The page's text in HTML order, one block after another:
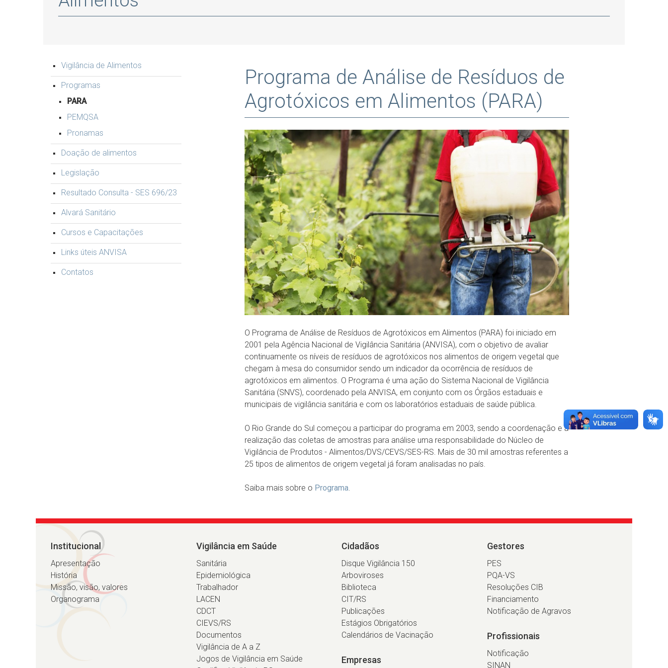
Programa de Análise de Resíduos de
Agrotóxicos em Alimentos (PARA)
O Programa de Análise de Resíduos de Agrotóxicos em Alimentos (PARA) foi iniciado em
2001 pela Agência Nacional de Vigilância Sanitária (ANVISA), com o objetivo de avaliar
continuamente os níveis de resíduos de agrotóxicos nos alimentos de origem vegetal que
chegam à mesa do consumidor sendo um indicador da ocorrência de resíduos de
agrotóxicos em alimentos. O Programa é uma ação do Sistema Nacional de Vigilância
Sanitária (SNVS), coordenado pela ANVISA, em conjunto com os Órgãos estaduais e
municipais de vigilância sanitária e com os laboratórios estaduais de saúde pública.
O Rio Grande do Sul começou a participar do programa em 2003, sendo a coordenação e a
realização das coletas de amostras para análise uma responsabilidade do Núcleo de
Vigilância de Produtos - Alimentos/DVS/CEVS/SES-RS. Mais de 30 mil amostras referentes a
25 tipos de alimentos de origem vegetal já foram analisadas no país.
Saiba mais sobre o Programa
Vigilância de Alimentos
Programas
PARA
PEMQSA
Pronamas
Doação de alimentos
Legislação
Resultado Consulta - SES 696/23
Alvará Sanitário
Cursos e Capacitações
Links úteis ANVISA
Contatos
Institucional
Apresentação
História
Missão, visão, valores
Organograma
Vigilância em Saúde
Sanitária
Epidemiológica
Trabalhador
LACEN
CDCT
CIEVS/RS
Documentos
Vigilância de A a Z
Jogos de Vigilância em Saúde
Cidadãos
Disque Vigilância 150
Arboviroses
Biblioteca
CIT/RS
Publicações
Estágios Obrigatórios
Calendários de Vacinação
Empresas
Gestores
PES
PQA-VS
Resoluções CIB
Financiamento
Notificação de Agravos
Profissionais
Notificação
SINAN